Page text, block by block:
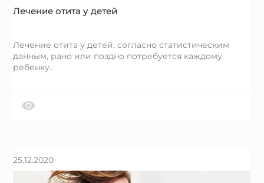
Лечение отита у детей
Лечение отита у детей, согласно статистическим
данным, рано или поздно потребуется каждому
ребенку…
25.12.2020